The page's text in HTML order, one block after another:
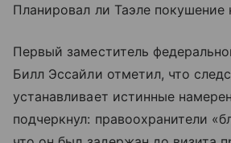
Планировал ли Таэле покушение
Первый заместитель
Билл Эссайли отметил, что
устанавливает истинные
подчеркнул: правоохранители